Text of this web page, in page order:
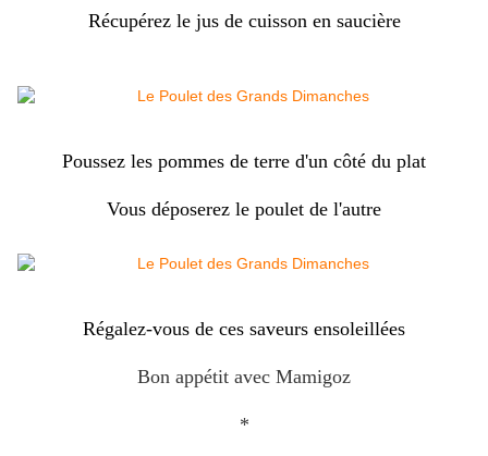
Récupérez le jus de cuisson en saucière
Poussez les pommes de terre d'un côté du plat
Vous déposerez le poulet de l'autre
Régalez-vous de ces saveurs ensoleillées
Bon appétit avec Mamigoz
*